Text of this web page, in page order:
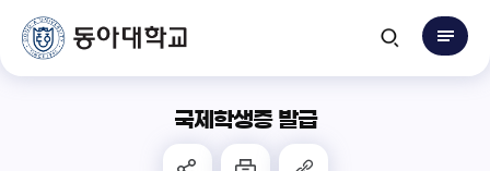
국제학생증 발급